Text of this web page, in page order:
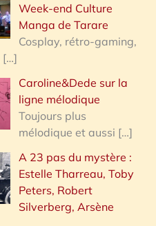
Week-end Culture
Manga de Tarare
Cosplay, rétro-gaming,
[…]
Caroline&Dede sur la
ligne mélodique
Toujours plus
mélodique et aussi […]
A 23 pas du mystère :
Estelle Tharreau, Toby
Peters, Robert
Silverberg, Arsène